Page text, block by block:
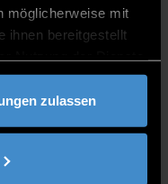
möglicherweise mit
ihnen bereitgestellt
zulassen
12.00 Uhr / 13.00 -